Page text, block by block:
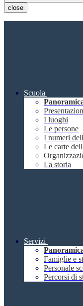
close
Scuola
I luoghi
Le persone
I numeri
Le carte
La storia
Servizi
Famiglie e
Personale
Percorsi di